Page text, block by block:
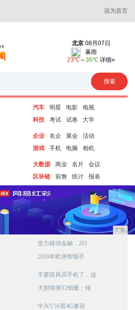
设为首页
汽车 明星 电影
电视
科技
考试 试卷 大学
企业 名企 展会
活动
游戏
手机 电脑 相机
大数据 商业 名片
会议
区块链
前詹 统计 报表
广告
发力移动金融，201
2018年欧洲智能手
不要跟风买手机了，这
大胆猜测T2销量；锤
中兴V5S双4G兼容